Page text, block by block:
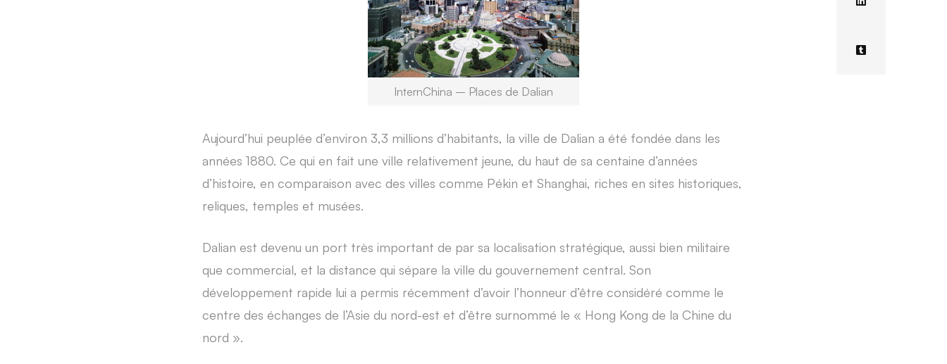
InternChina – Places de Dalian
Aujourd’hui peuplée d’environ 3,3 millions d’habitants, la ville de Dalian a été fondée dans les
années 1880. Ce qui en fait une ville relativement jeune, du haut de sa centaine d’années
d’histoire, en comparaison avec des villes comme Pékin et Shanghai, riches en sites historiques,
reliques, temples et musées.
Dalian est devenu un port très important de par sa localisation stratégique, aussi bien militaire
que commercial, et la distance qui sépare la ville du gouvernement central. Son
développement rapide lui a permis récemment d’avoir l’honneur d’être considéré comme le
centre des échanges de l’Asie du nord-est et d’être surnommé le « Hong Kong de la Chine du
nord ».